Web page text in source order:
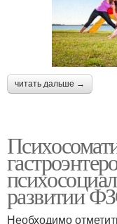
читать дальше →
развитии
Необходимо